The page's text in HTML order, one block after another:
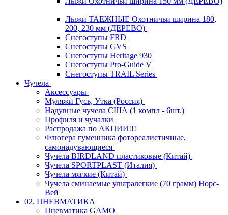
Лыжи ТАЕЖНЫЕ Охотничьи ширина 180,
200, 230 мм (ДЕРЕВО)
Снегоступы FRD
Снегоступы GVS
Снегоступы Heritage 930
Снегоступы Pro-Guide V
Снегоступы TRAIL Series
Чучела
Аксессуары
Муляжи Гусь, Утка (Россия)
Надувные чучела США (1 компл - 6шт.)
Профиля и чучалки
Распродажа по АКЦИИ!!!
Флюгера гуменника фотореалистичные,
самонадувающиеся
Чучела BIRDLAND пластиковые (Китай)
Чучела SPORTPLAST (Италия)
Чучела мягкие (Китай)
Чучела сминаемые ультралегкие (70 грамм) Норс-
Вей
02. ПНЕВМАТИКА
Пневматика GAMO